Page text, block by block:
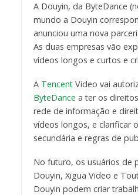
A Douyin, da ByteDance
mundo a Douyin
anunciou uma nova
As duas empresas vão
vídeos longos e curtos e
A TencentVideo vai
ByteDance a ter os
rede de informação e
vídeos longos, e clarificar
secundária e regras de
No futuro, os usuários de
Douyin, Xigua Video e
Douyin podem criar